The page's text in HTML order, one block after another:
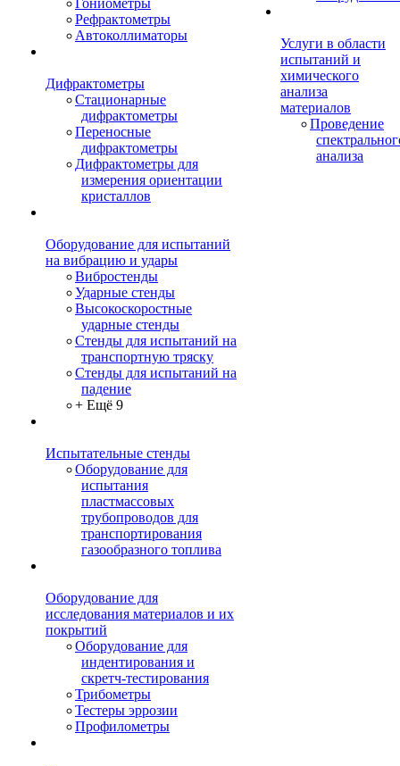
Гониометры
Рефрактометры
Автоколлиматоры
Дифрактометры
Стационарные
дифрактометры
Переносные
дифрактометры
Дифрактометры для
измерения ориентации
кристаллов
Оборудование для испытаний
на вибрацию и удары
Вибростенды
Ударные стенды
Высокоскоростные
ударные стенды
Стенды для испытаний на
транспортную тряску
Стенды для испытаний на
падение
+ Ещё 9
Испытательные стенды
Оборудование для
испытания
пластмассовых
трубопроводов для
транспортирования
газообразного топлива
Оборудование для
исследования материалов и их
покрытий
Оборудование для
индентирования и
скретч-тестирования
Трибометры
Тестеры эррозии
Профилометры
Услуги в области
испытаний и
химического
анализа
материалов
Проведение
анализа